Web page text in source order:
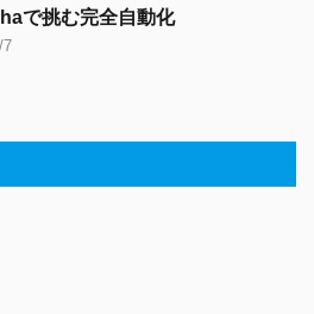
で挑む完全自動化
7